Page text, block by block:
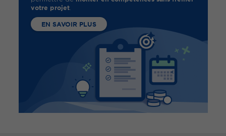
votre projet.
EN SAVOIR PLUS